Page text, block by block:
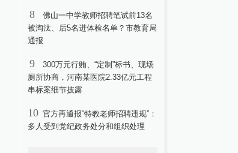
8
佛山一中学教师招聘笔试前13名
被淘汰、后5名进体检名单？市教育局
通报
9
300万元行贿、“定制”标书、现场
厕所协商，河南某医院2.33亿元工程
串标案细节披露
10 官方再通报“特教老师招聘违规”：
多人受到党纪政务处分和组织处理